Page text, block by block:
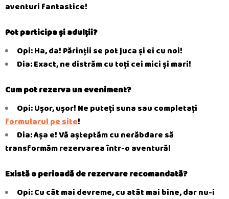
aventuri fantastice!
Pot participa și adulții?
Opi: Ha, da! Părinții se pot juca și ei cu noi!
Dia: Exact, ne distrăm cu toți cei mici și mari!
Cum pot rezerva un eveniment?
Opi: Ușor, ușor! Ne puteți suna sau completați
formularul pe site!
Dia: Așa e! Vă așteptăm cu nerăbdare să
transformăm rezervarea într-o aventură!
Există o perioadă de rezervare recomandată?
Opi: Cu cât mai devreme, cu atât mai bine, dar nu-i